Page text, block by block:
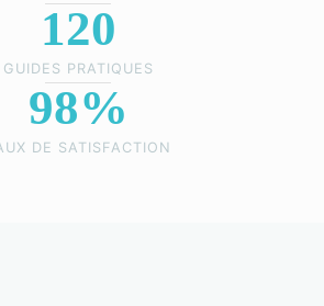
120
GUIDES PRATIQUES
98%
DE SATISFACTION